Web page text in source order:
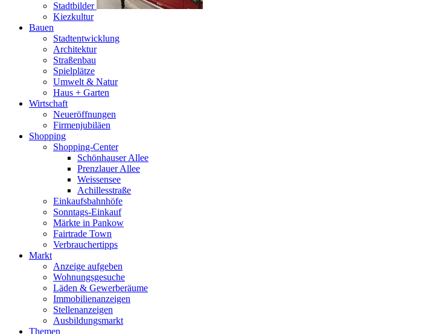
Stadtbilder
Kiezkultur
Bauen
Stadtentwicklung
Architektur
Straßenbau
Spielplätze
Umwelt & Natur
Haus + Garten
Wirtschaft
Neueröffnungen
Firmenjubiläen
Shopping
Shopping-Center
Schönhauser Allee
Prenzlauer Allee
Weissensee
Achillesstraße
Einkaufsbahnhöfe
Sonntags-Einkauf
Märkte in Pankow
Fairtrade Town
Verbrauchertipps
Markt
Anzeige aufgeben
Wohnungsgesuche
Läden & Gewerberäume
Immobilienanzeigen
Stellenanzeigen
Ausbildungsmarkt
Themen